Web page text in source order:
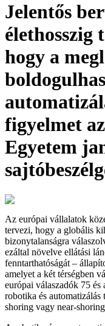
Jelentős
élethosszig
hogy a
figyelmet
Egyetem
Az európai vállalatok
tervezi, hogy a globális
bizonytalanságra
ezáltal növelve ellátási
fenntarthatóságát –
amelyet a két térségben
európai válaszadók 75
robotika és automatizálás
shoring vagy near-